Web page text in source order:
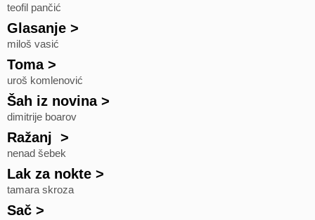
teofil pančić
Glasanje >
miloš vasić
Toma>
uroš komlenović
Šah iz novina>
dimitrije boarov
Ražanj >
nenad šebek
Lak za nokte >
tamara skroza
Sač >